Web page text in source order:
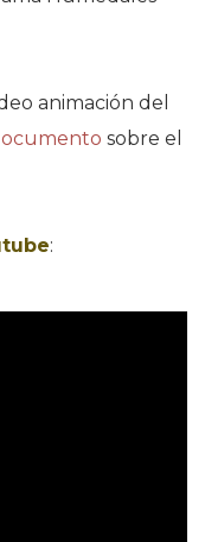
animación del
sobre el
: